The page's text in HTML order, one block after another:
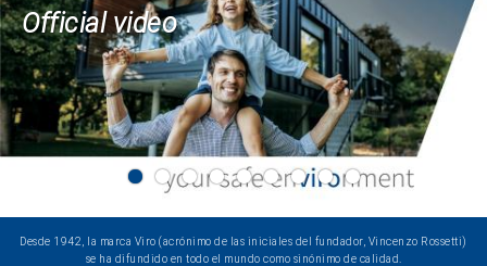
Official video
Desde 1942, la marca Viro (acrónimo de las iniciales del fundador, Vincenzo Rossetti)
se ha difundido en todo el mundo como sinónimo de calidad.